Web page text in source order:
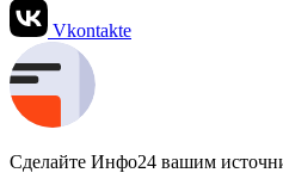
Vkontakte
Сделайте Инфо24 вашим